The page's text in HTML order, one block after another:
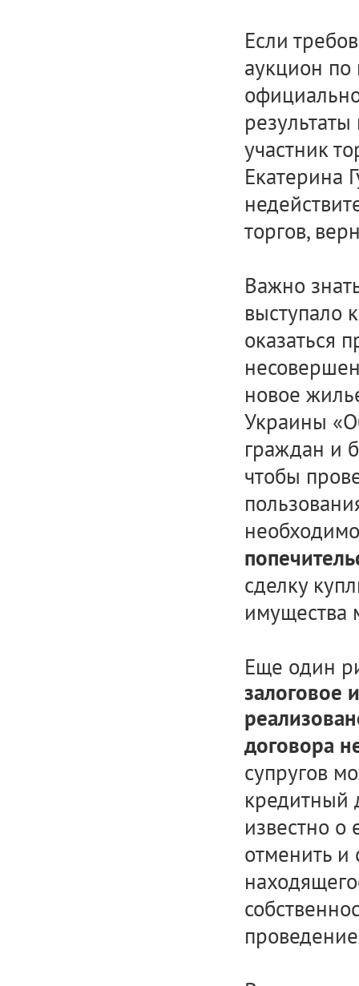
Если
аукцион по
участник
Екатерина
торгов,
Важно
выступало
оказаться
новое
Украины
граждан и
чтобы
сделку
имущества
Еще один
залоговое
договора
супругов
кредитный
известно о
отменить и